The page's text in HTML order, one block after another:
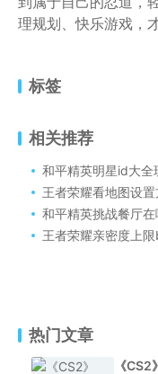
理规划、快乐游戏，
标签
相关推荐
和平精英明星id大全
王者荣耀看地图设
和平精英挑战餐厅
王者荣耀亲密度上
热门文章
《